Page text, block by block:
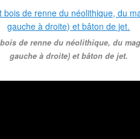
de renne du néolithique, du
gauche à droite) et bâton de jet.